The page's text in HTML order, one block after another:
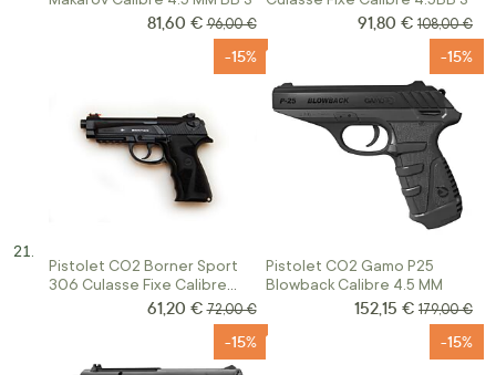
Prix Spécial
81,60 € Prix normal
96,00 € Prix Spécial
91,80 € Prix normal
108,00 €
Pistolet CO2 Borner Sport
306 Culasse Fixe Calibre
-15%
Prix Spécial
61,20 € Prix normal
72,00 €
Pistolet CO2 Gamo P25
Blowback Calibre 4.5 MM
-15%
Prix Spécial
152,15 € Prix normal
179,00 €
-15% -15%